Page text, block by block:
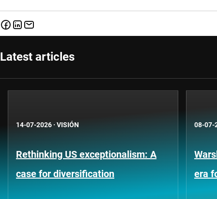
Latest articles
14-07-2026 · VISIÓN
Rethinking US exceptionalism: A
case for diversification
08-07-
era